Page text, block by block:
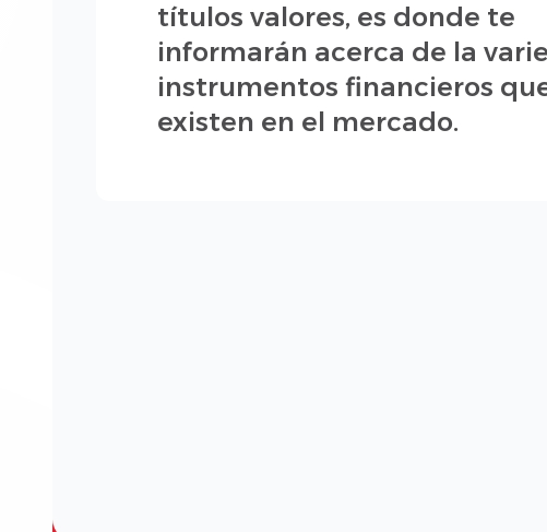
títulos valores, es donde te
informarán acerca de la
instrumentos financieros
existen en el mercado.